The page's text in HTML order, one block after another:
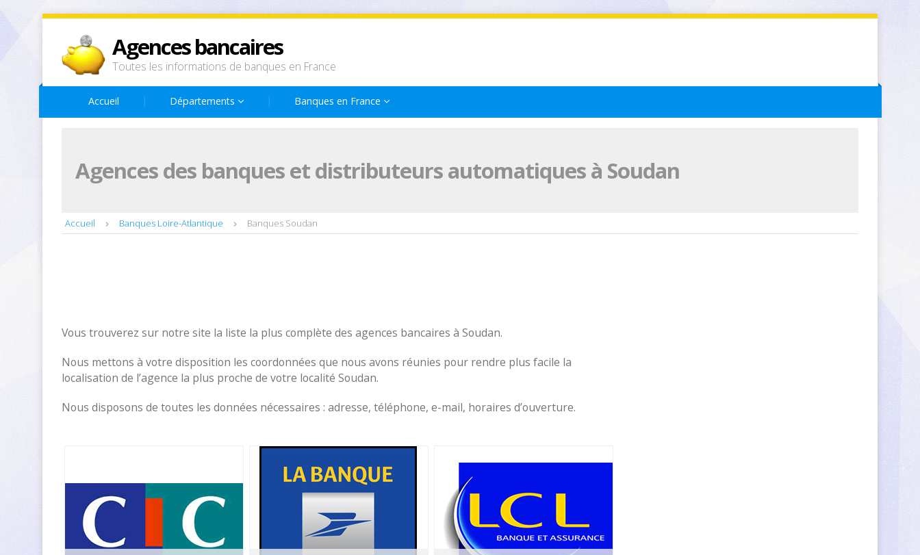
Agences bancaires
Toutes les informations de banques en France
Accueil Départements Banques en France
Agences des banques et distributeurs automatiques à Soudan
Accueil Banques Loire-Atlantique Banques Soudan
Vous trouverez sur notre site la liste la plus complète des agences bancaires à Soudan.
Nous mettons à votre disposition les coordonnées que nous avons réunies pour rendre plus facile la
localisation de l’agence la plus proche de votre localité Soudan.
Nous disposons de toutes les données nécessaires : adresse, téléphone, e-mail, horaires d’ouverture.